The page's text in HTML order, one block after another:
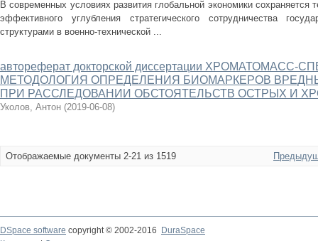
В современных условиях развития глобальной экономики сохраняется
эффективного углубления стратегического сотрудничества
структурами в военно-технической ...
автореферат докторской диссертации
МЕТОДОЛОГИЯ ОПРЕДЕЛЕНИЯ БИОМАРКЕРОВ
ПРИ РАССЛЕДОВАНИИ ОБСТОЯТЕЛЬСТВ ОСТРЫХ И
Уколов, Антон (2019-06-08)
Отображаемые документы 2-21 из 1519
DSpace software copyright © 2002-2016
DuraSpace